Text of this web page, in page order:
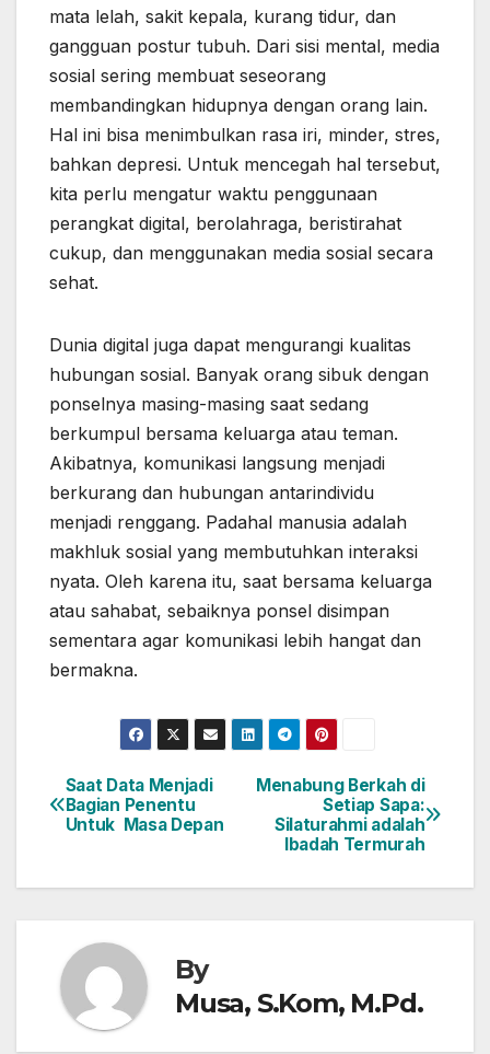
mata lelah, sakit kepala, kurang tidur, dan
gangguan postur tubuh. Dari sisi mental, media
sosial sering membuat seseorang
membandingkan hidupnya dengan orang lain.
Hal ini bisa menimbulkan rasa iri, minder, stres,
bahkan depresi. Untuk mencegah hal tersebut,
kita perlu mengatur waktu penggunaan
perangkat digital, berolahraga, beristirahat
cukup, dan menggunakan media sosial secara
sehat.
Dunia digital juga dapat mengurangi kualitas
hubungan sosial. Banyak orang sibuk dengan
ponselnya masing-masing saat sedang
berkumpul bersama keluarga atau teman.
Akibatnya, komunikasi langsung menjadi
berkurang dan hubungan antarindividu
menjadi renggang. Padahal manusia adalah
makhluk sosial yang membutuhkan interaksi
nyata. Oleh karena itu, saat bersama keluarga
atau sahabat, sebaiknya ponsel disimpan
sementara agar komunikasi lebih hangat dan
bermakna.
Post
navigation
Menabung Berkah di
Setiap Sapa:
Silaturahmi adalah
Ibadah Termurah
Saat Data Menjadi
Bagian Penentu
Untuk Masa Depan
By
Musa, S.Kom, M.Pd.